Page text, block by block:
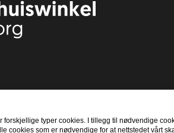
forskjellige typer cookies. I tillegg til nødvendige
cookies som er nødvendige for at nettstedet vårt